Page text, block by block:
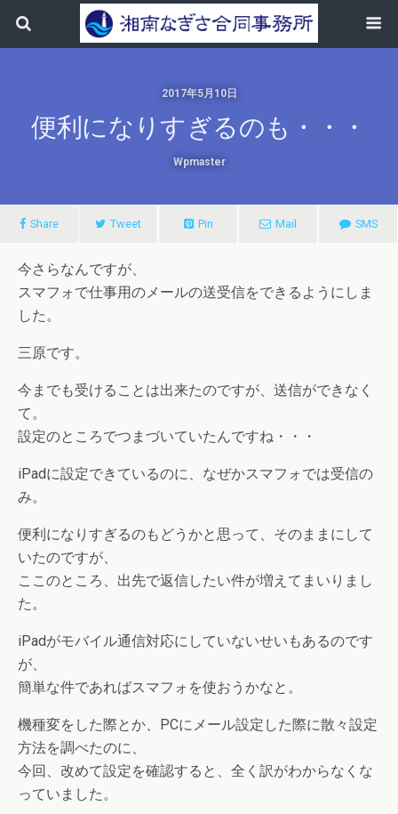
2017年5月10日
便利になりすぎるのも・・・
Wpmaster
Share Tweet Pin Mail SMS
今さらなんですが、
スマフォで仕事用のメールの送受信をできるようにしま
した。
三原です。
今までも受けることは出来たのですが、送信ができなく
て。
設定のところでつまづいていたんですね・・・
iPadに設定できているのに、なぜかスマフォでは受信の
み。
便利になりすぎるのもどうかと思って、そのままにして
いたのですが、
ここのところ、出先で返信したい件が増えてまいりまし
た。
iPadがモバイル通信対応にしていないせいもあるのです
が、
簡単な件であればスマフォを使おうかなと。
機種変をした際とか、PCにメール設定した際に散々設定
方法を調べたのに、
今回、改めて設定を確認すると、全く訳がわからなくな
っていました。